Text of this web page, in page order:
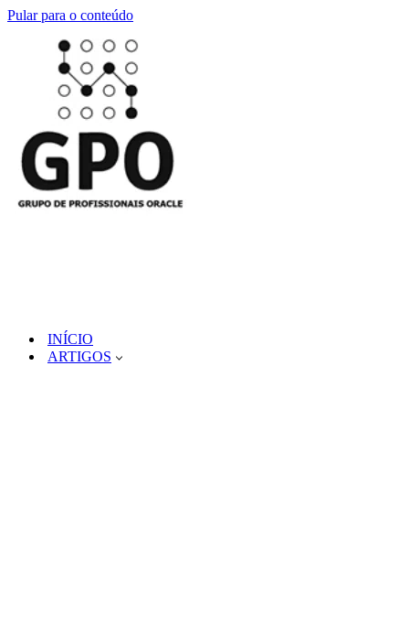
Pular para o conteúdo
INÍCIO
ARTIGOS